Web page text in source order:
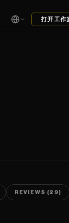
打开工作
REVIEWS (29)